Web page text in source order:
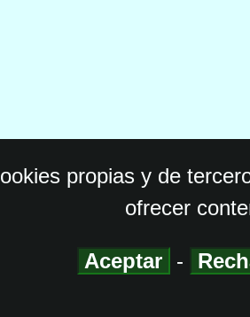
propias y de
ofrecer
Aceptar -